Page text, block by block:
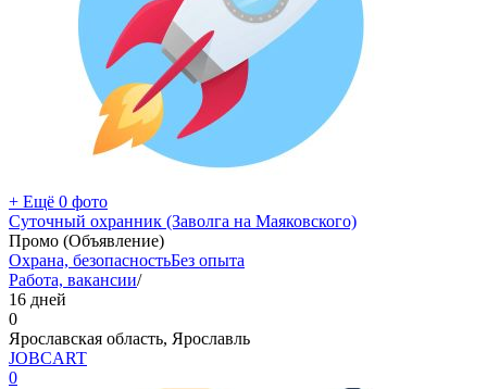
+ Ещё 0 фото
Суточный охранник (Заволга на Маяковского)
Промо (Объявление)
Охрана, безопасностьБез опыта
Работа, вакансии/
16 дней
0
Ярославская область, Ярославль
JOBCART
0